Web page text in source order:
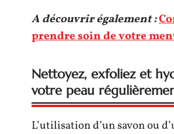
A découvrir également :
prendre soin de votre
Nettoyez, exfoliez et
votre peau
L’utilisation d’un savon ou